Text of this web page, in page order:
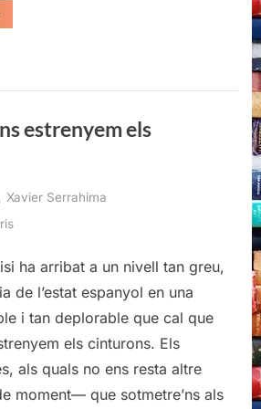
estrenyem els
By
Xavier Serrahima
a
que
tots
estrenyem
els
cinturons…
ha arribat a un nivell tan greu,
de l’estat espanyol en una
i tan deplorable que cal que
els cinturons. Els
als quals no ens resta altre
moment— que sotmetre’ns als